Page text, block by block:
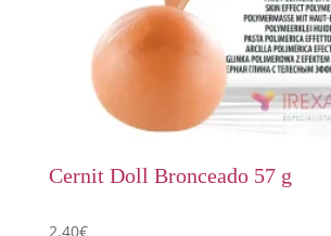
Cernit Doll Bronceado 57 g
2,40€